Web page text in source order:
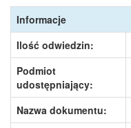
Informacje
Ilość odwiedzin:
Podmiot
udostępniający:
Nazwa dokumentu: